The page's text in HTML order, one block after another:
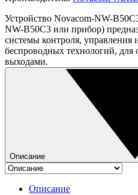
Устройство Novacom-NW-
NW-B50C3 или прибор)
системы контроля,
беспроводных технологий, для
выходами.
Описание
Описание